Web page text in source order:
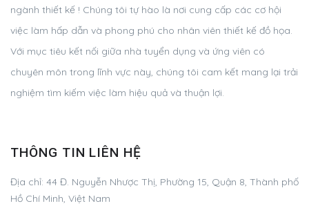
ngành thiết kế ! Chúng tôi tự hào là nơi cung cấp các cơ hội
việc làm hấp dẫn và phong phú cho nhân viên thiết kế đồ họa.
Với mục tiêu kết nối giữa nhà tuyển dụng và ứng viên có
chuyên môn trong lĩnh vực này, chúng tôi cam kết mang lại trải
nghiệm tìm kiếm việc làm hiệu quả và thuận lợi.
THÔNG TIN LIÊN HỆ
Địa chỉ: 44 Đ. Nguyễn Nhược Thị, Phường 15, Quận 8, Thành phố
Hồ Chí Minh, Việt Nam